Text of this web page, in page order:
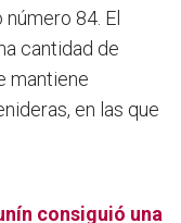
84. El
cantidad de
mantiene
en las que
consiguió una